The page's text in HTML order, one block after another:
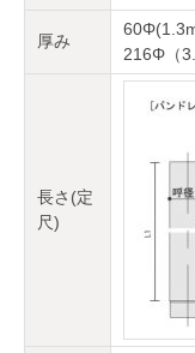
厚み
216Φ（
長さ(定
尺)